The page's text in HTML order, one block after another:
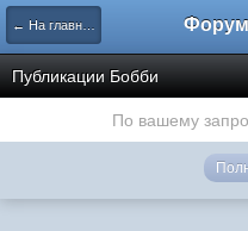
← На главную
Публикации Бобби
По вашему